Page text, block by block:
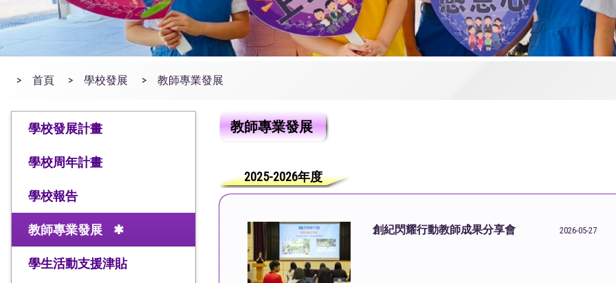
> 首頁 > 學校發展 > 教師專業發展
學校發展計畫
學校周年計畫
學校報告
教師專業發展
學生活動支援津貼
教師專業發展
2025-2026年度
創紀閃耀行動教師成果分享會 2026-05-27